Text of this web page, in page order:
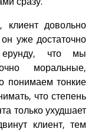
клиент довольно
уже достаточно
что мы
моральные,
понимаем тонкие
что степень
только ухудшает
клиент, тем